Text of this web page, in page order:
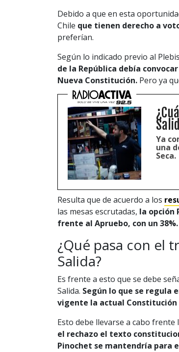
Debido a que en esta
Chile que tienen derecho a
preferían.
Según lo indicado previo al
de la República debía
Nueva Constitución. Pero ya
Ya
una
Seca.
Resulta que de acuerdo a los
las mesas escrutadas, la opción
frente al Apruebo, con un 38%.
¿Qué pasa con el
Salida?
Es frente a esto que se debe
Salida. Según lo que se regula
vigente la actual Constitución
Esto debe llevarse a cabo frente
el rechazo el texto
Pinochet se mantendría para